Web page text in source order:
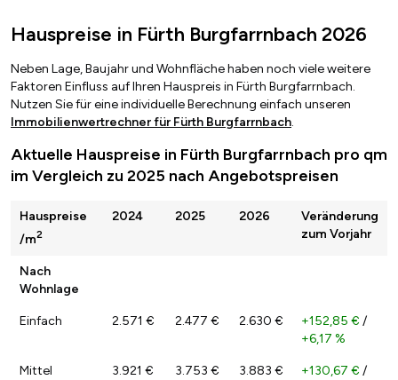
Hauspreise in Fürth Burgfarrnbach 2026
Neben Lage, Baujahr und Wohnfläche haben noch viele weitere
Faktoren Einfluss auf Ihren Hauspreis in Fürth Burgfarrnbach.
Nutzen Sie für eine individuelle Berechnung einfach unseren
Immobilienwertrechner für Fürth Burgfarrnbach.
Aktuelle Hauspreise in Fürth Burgfarrnbach pro qm
im Vergleich zu 2025 nach Angebotspreisen
Hauspreise
/m2
2024 2025 2026
Veränderung
zum Vorjahr
Nach
Wohnlage
Einfach 2.571 € 2.477 € 2.630 € +152,85 € /
+6,17 %
Mittel 3.921 € 3.753 € 3.883 € +130,67 € /